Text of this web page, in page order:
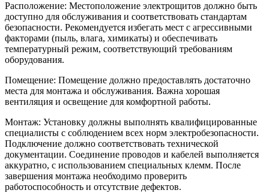
Расположение: Местоположение электрощитов должно быть
доступно для обслуживания и соответствовать стандартам
безопасности. Рекомендуется избегать мест с агрессивными
факторами (пыль, влага, химикаты) и обеспечивать
температурный режим, соответствующий требованиям
оборудования.
Помещение: Помещение должно предоставлять достаточно
места для монтажа и обслуживания. Важна хорошая
вентиляция и освещение для комфортной работы.
Монтаж: Установку должны выполнять квалифицированные
специалисты с соблюдением всех норм электробезопасности.
Подключение должно соответствовать технической
документации. Соединение проводов и кабелей выполняется
аккуратно, с использованием специальных клемм. После
завершения монтажа необходимо проверить
работоспособность и отсутствие дефектов.